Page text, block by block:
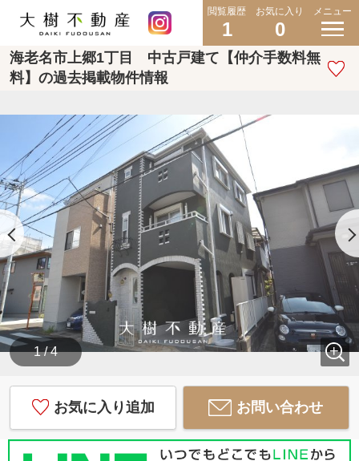
閲覧履歴
1
お気に入り
0
メニュー
海老名市上郷1丁目 中古戸建て【仲介手数料無
料】の過去掲載物件情報
1 / 4
お気に入り追加 お問い合わせ